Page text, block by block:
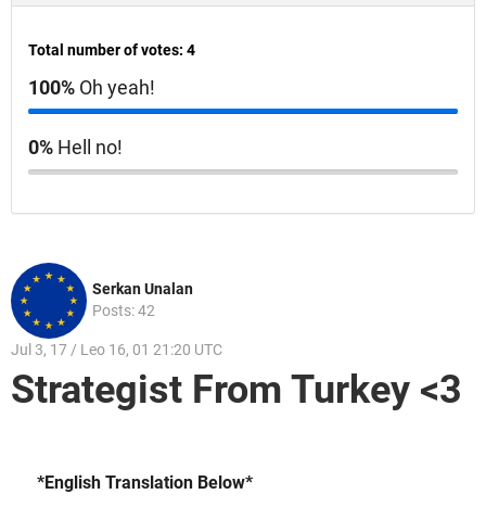
Total number of votes: 4
100% Oh yeah!
0% Hell no!
Serkan Unalan
Posts: 42
Jul 3, 17 / Leo 16, 01 21:20 UTC
Strategist From Turkey <3
*English Translation Below*